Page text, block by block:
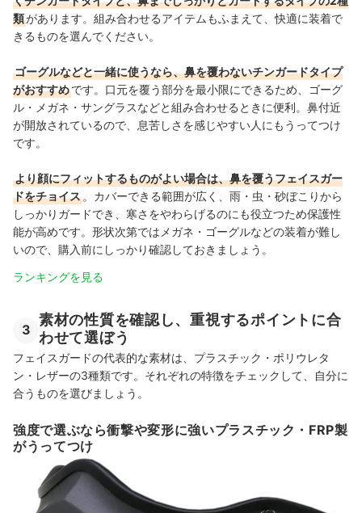
類があります。組み合わせるアイテムもふまえて、快適に装着で
きるものを選んでください。
ゴーグルなどと一緒に使うなら、鼻を覆わないチンガードタイプ
がおすすめです。口元を覆う部分を最小限にできるため、ゴーグ
ル・メガネ・サングラスなどと組み合わせるときに便利。鼻付近
が開放されているので、息苦しさを感じやすい人にもうってつけ
です。
より顔にフィットするものがよい場合は、鼻を覆うフェイスガー
ドをチョイス 。カバーできる範囲が広く、雨・虫・砂ぼこりから
しっかりガードでき、寒さをやわらげるのにも役立つため保護性
能が高めです。 形状次第ではメガネ・ゴーグルなどの装着が難し
いので、購入前にしっかり確認しておきましょう。
ランキングを見る
3
素材の性質を確認し、重視するポイントに合
わせて選ぼう
フェイスガードの代表的な素材は、プラスチック・ポリウレタ
ン・レザーの3種類です。それぞれの特徴をチェックして、自分に
合うものを選びましょう。
強度で選ぶなら衝撃や変形に強いプラスチック・FRP製
がうってつけ